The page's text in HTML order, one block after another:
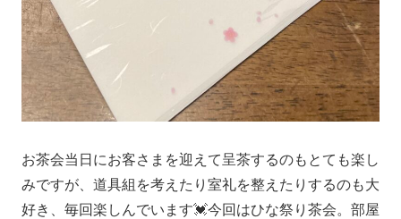
お茶会当日にお客さまを迎えて呈茶するのもとても楽し
みですが、道具組を考えたり室礼を整えたりするのも大
好き、毎回楽しんでいます💓今回はひな祭り茶会。部屋